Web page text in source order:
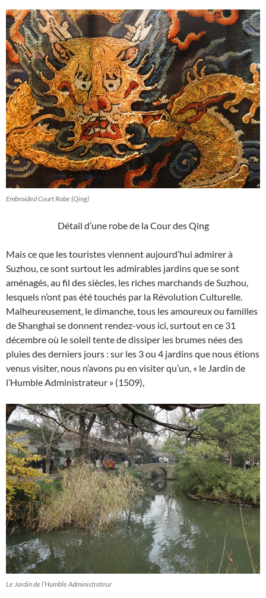
Embroided Court Robe (Qing)
Détail d’une robe de la Cour des Qing
Mais ce que les touristes viennent aujourd’hui admirer à
Suzhou, ce sont surtout les admirables jardins que se sont
aménagés, au fil des siècles, les riches marchands de Suzhou,
lesquels n’ont pas été touchés par la Révolution Culturelle.
Malheureusement, le dimanche, tous les amoureux ou familles
de Shanghai se donnent rendez-vous ici, surtout en ce 31
décembre où le soleil tente de dissiper les brumes nées des
pluies des derniers jours : sur les 3 ou 4 jardins que nous étions
venus visiter, nous n’avons pu en visiter qu’un, « le Jardin de
l’Humble Administrateur » (1509),
Le Jardin de l’Humble Administrateur